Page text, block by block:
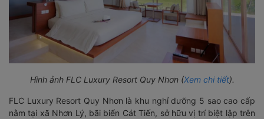
Hình ảnh FLC Luxury Resort Quy Nhơn (Xem chi tiết).
FLC Luxury Resort Quy Nhơn là khu nghỉ dưỡng 5 sao cao cấp
nằm tại xã Nhơn Lý, bãi biển Cát Tiến, sở hữu vị trí biệt lập trên